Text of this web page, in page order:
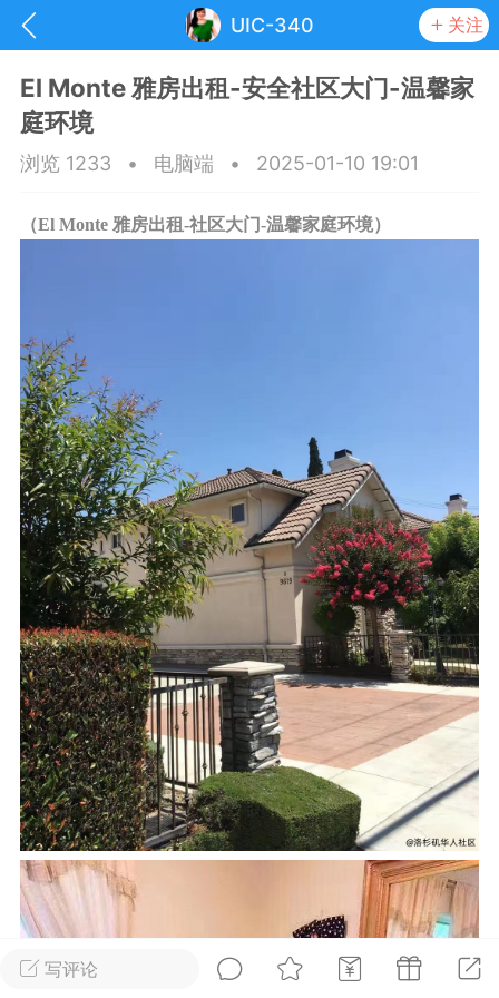
UIC-340 关注
每日任务
华人资讯
阅读洛杉矶新闻
华人论坛
加入社区交流
华人社区信息发布规范》
华人社区账号注册及使用规范》
洛杉矶热点 娱乐八卦 同乡联谊
民宿短租 商铺转让
写评论
El Monte 雅房出租-安全社区大门-温馨家
庭环境
浏览 1233 • 电脑端 • 2025-01-10 19:01
（El Monte 雅房出租-社区大门-温馨家庭环境）